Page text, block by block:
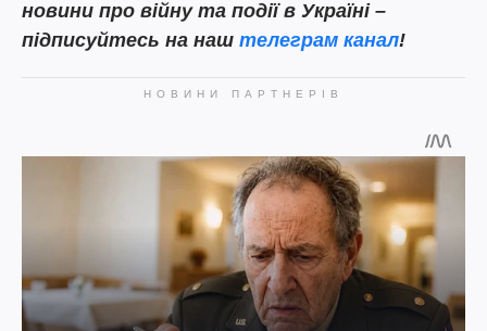
новини про війну та події в Україні –
підписуйтесь на наш телеграм канал!